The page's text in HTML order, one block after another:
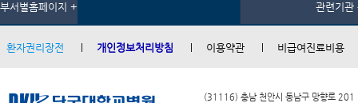
부서별홈페이지 + 관련기관
환자권리장전 개인정보처리방침 이용약관 비급여진료비용
(31116) 충남 천안시 동남구 망향로 201